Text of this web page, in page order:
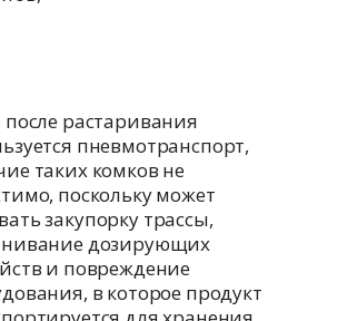
после растаривания
пневмотранспорт,
таких комков не
поскольку может
закупорку трассы,
дозирующих
и повреждение
в которое продукт